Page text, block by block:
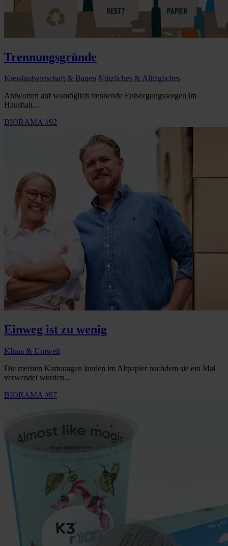
Trennungsgründe
Kreislaufwirtschaft & Bauen Nützliches & Alltägliches
Antworten auf womöglich trennende Entsorgungssorgen im
Haushalt...
BIORAMA #92
Einweg ist zu wenig
Klima & Umwelt
Die meisten Kartonagen landen im Altpapier nachdem sie ein Mal
verwendet wurden...
BIORAMA #87